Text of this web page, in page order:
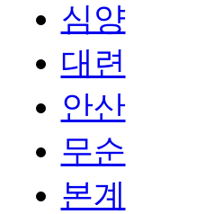
심양
대련
안산
무순
본계